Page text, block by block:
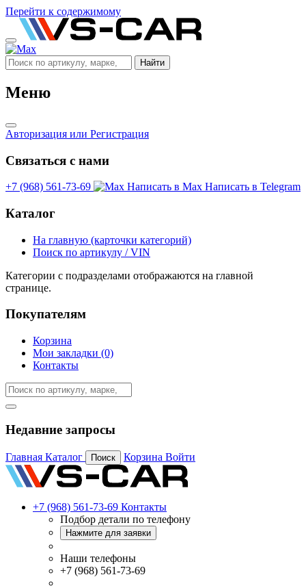
Перейти к содержимому
Найти
Меню
Авторизация или Регистрация
Связаться с нами
+7 (968) 561-73-69 Написать в Max Написать в Telegram
Каталог
На главную (карточки категорий)
Поиск по артикулу / VIN
Категории с подразделами отображаются на главной
странице.
Покупателям
Корзина
Мои закладки (0)
Контакты
Недавние запросы
Главная Каталог Поиск Корзина Войти
+7 (968) 561-73-69 Контакты
Подбор детали по телефону
Нажмите для заявки
Наши телефоны
+7 (968) 561-73-69